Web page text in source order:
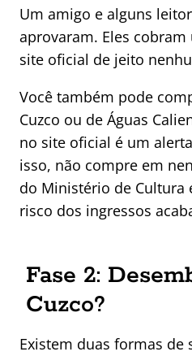
Um amigo e alguns
aprovaram. Eles
site oficial de jeito
Você também pode
Cuzco ou de Águas
no site oficial é um
isso, não compre em
do Ministério de Cultura
risco dos ingressos
Fase 2:
Cuzco?
Existem duas formas de